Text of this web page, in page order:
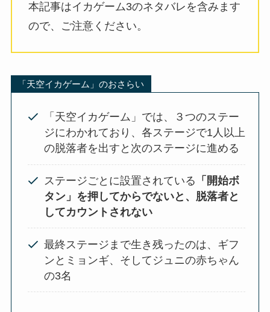
本記事はイカゲーム3のネタバレを含みます
ので、ご注意ください。
「天空イカゲーム」のおさらい
「天空イカゲーム」では、３つのステー
ジにわかれており、各ステージで1人以上
の脱落者を出すと次のステージに進める
ステージごとに設置されている 「開始ボ
タン」を押してからでないと、脱落者と
してカウントされない
最終ステージまで生き残ったのは、ギフ
ンとミョンギ、そしてジュニの赤ちゃん
の3名